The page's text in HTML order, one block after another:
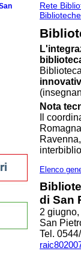
Rete
Biblioteche
Nota
Il
Elenco
di San
2 giugno,
San
Tel.